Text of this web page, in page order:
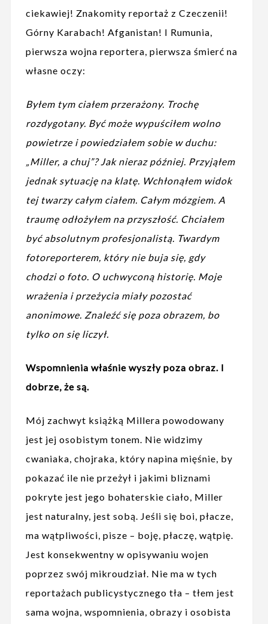
ciekawiej! Znakomity reportaż z Czeczenii!
Górny Karabach! Afganistan! I Rumunia,
pierwsza wojna reportera, pierwsza śmierć na
własne oczy:
Byłem tym ciałem przerażony. Trochę
rozdygotany. Być może wypuściłem wolno
powietrze i powiedziałem sobie w duchu:
„Miller, a chuj”? Jak nieraz później. Przyjąłem
jednak sytuację na klatę. Wchłonąłem widok
tej twarzy całym ciałem. Całym mózgiem. A
traumę odłożyłem na przyszłość. Chciałem
być absolutnym profesjonalistą. Twardym
fotoreporterem, który nie buja się, gdy
chodzi o foto. O uchwyconą historię. Moje
wrażenia i przeżycia miały pozostać
anonimowe. Znaleźć się poza obrazem, bo
tylko on się liczył.
Wspomnienia właśnie wyszły poza obraz. I
dobrze, że są.
Mój zachwyt książką Millera powodowany
jest jej osobistym tonem. Nie widzimy
cwaniaka, chojraka, który napina mięśnie, by
pokazać ile nie przeżył i jakimi bliznami
pokryte jest jego bohaterskie ciało, Miller
jest naturalny, jest sobą. Jeśli się boi, płacze,
ma wątpliwości, pisze – boję, płaczę, wątpię.
Jest konsekwentny w opisywaniu wojen
poprzez swój mikroudział. Nie ma w tych
reportażach publicystycznego tła – tłem jest
sama wojna, wspomnienia, obrazy i osobista